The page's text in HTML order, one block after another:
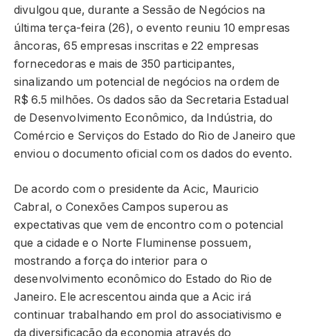
divulgou que, durante a Sessão de Negócios na
última terça-feira (26), o evento reuniu 10 empresas
âncoras, 65 empresas inscritas e 22 empresas
fornecedoras e mais de 350 participantes,
sinalizando um potencial de negócios na ordem de
R$ 6.5 milhões. Os dados são da Secretaria Estadual
de Desenvolvimento Econômico, da Indústria, do
Comércio e Serviços do Estado do Rio de Janeiro que
enviou o documento oficial com os dados do evento.
De acordo com o presidente da Acic, Mauricio
Cabral, o Conexões Campos superou as
expectativas que vem de encontro com o potencial
que a cidade e o Norte Fluminense possuem,
mostrando a força do interior para o
desenvolvimento econômico do Estado do Rio de
Janeiro. Ele acrescentou ainda que a Acic irá
continuar trabalhando em prol do associativismo e
da diversificação da economia através do